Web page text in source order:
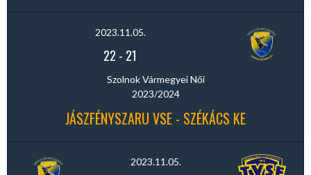
2023.11.05.
22 - 21
Szolnok Vármegyei Női
2023/2024
JÁSZFÉNYSZARU VSE - SZÉKÁCS KE
2023.11.05.